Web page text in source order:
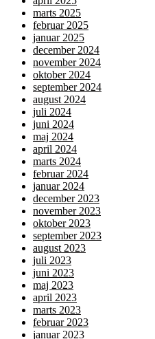
marts 2025
februar 2025
januar 2025
december 2024
november 2024
oktober 2024
september 2024
august 2024
juli 2024
juni 2024
maj 2024
april 2024
marts 2024
februar 2024
januar 2024
december 2023
november 2023
oktober 2023
september 2023
august 2023
juli 2023
juni 2023
maj 2023
april 2023
marts 2023
februar 2023
januar 2023